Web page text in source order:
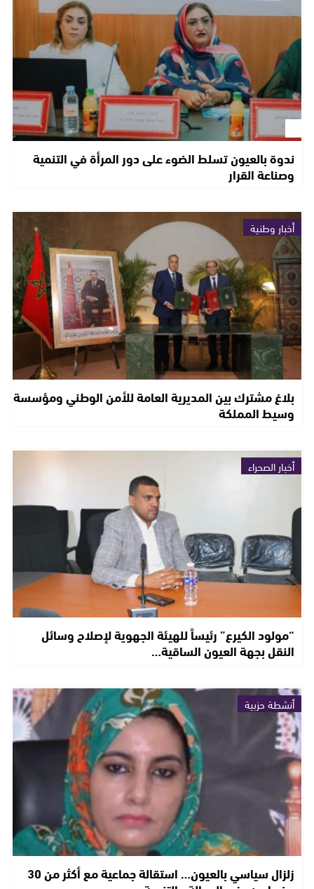
ندوة بالعيون تسلط الضوء على دور المرأة في التنمية
وصناعة القرار
أخبار وطنية
بلاغ مشترك بين المديرية العامة للأمن الوطني ومؤسسة
وسيط المملكة
أخبار الصحراء
“مولود الكيرع” رئيساً للهيئة الجهوية لإصلاح وسائل
النقل بجهة العيون الساقية…
أنشطة حزبية
زلزال سياسي بالعيون… استقالة جماعية مع أكثر من 30